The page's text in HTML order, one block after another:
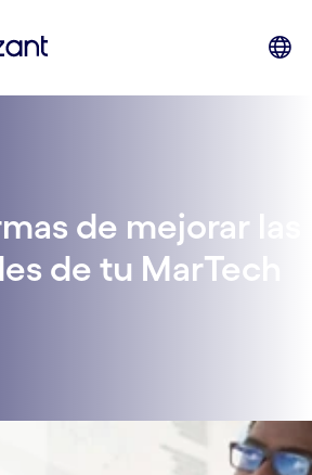
de mejorar las
de tu MarTech